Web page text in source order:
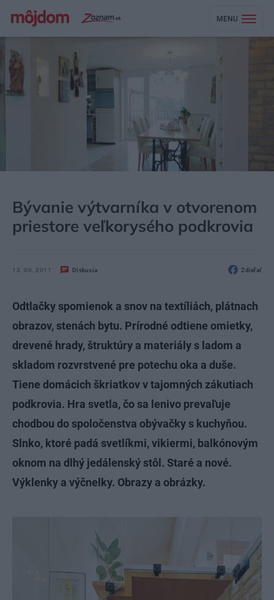
MENU
Bývanie výtvarníka v otvorenom
priestore veľkorysého podkrovia
13. 06. 2011 Diskusia Zdieľať
Odtlačky spomienok a snov na textíliách, plátnach
obrazov, stenách bytu. Prírodné odtiene omietky,
drevené hrady, štruktúry a materiály s ladom a
skladom rozvrstvené pre potechu oka a duše.
Tiene domácich škriatkov v tajomných zákutiach
podkrovia. Hra svetla, čo sa lenivo prevaľuje
chodbou do spoločenstva obývačky s kuchyňou.
Slnko, ktoré padá svetlíkmi, vikiermi, balkónovým
oknom na dlhý jedálenský stôl. Staré a nové.
Výklenky a výčnelky. Obrazy a obrázky.